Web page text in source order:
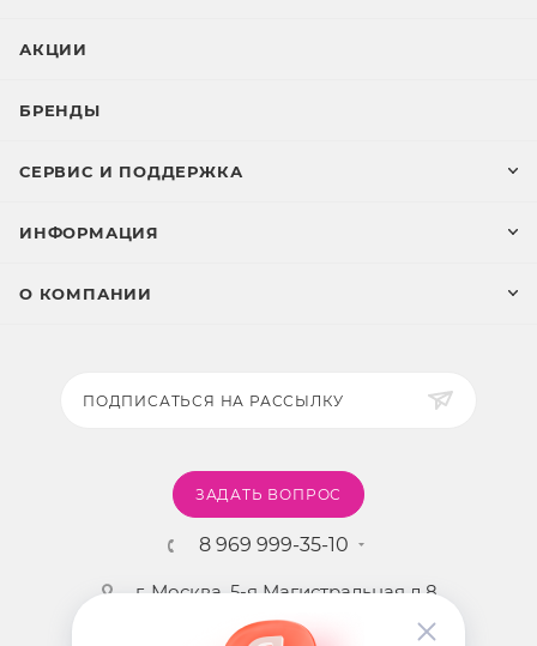
АКЦИИ
БРЕНДЫ
СЕРВИС И ПОДДЕРЖКА
ИНФОРМАЦИЯ
О КОМПАНИИ
ПОДПИСАТЬСЯ НА РАССЫЛКУ
ЗАДАТЬ ВОПРОС
8 969 999-35-10
г. Москва, 5-я Магистральная д.8